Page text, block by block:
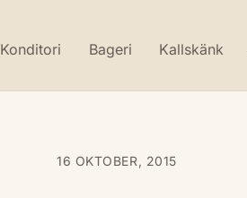
Konditori Bageri Kallskänk
16 OKTOBER, 2015